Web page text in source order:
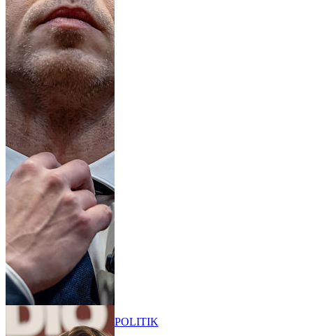
POLITIK